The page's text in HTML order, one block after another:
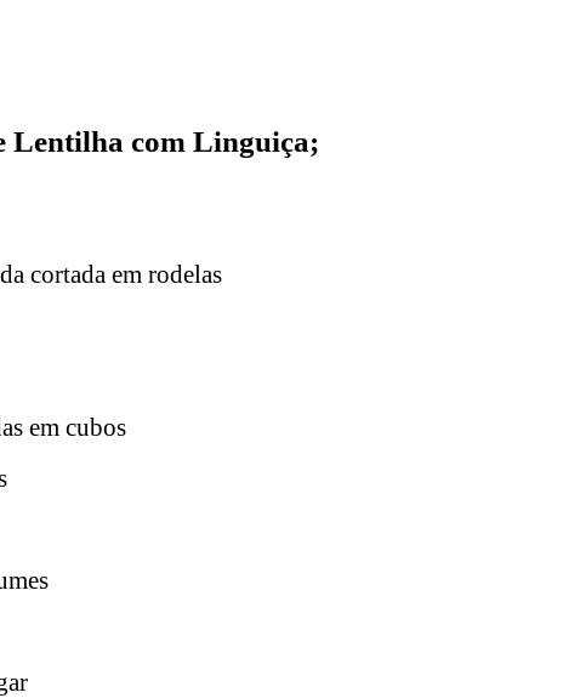
Lentilha com Linguiça;
cortada em rodelas
em cubos